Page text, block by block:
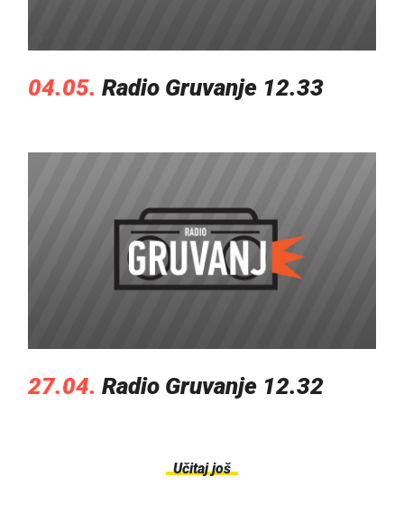
04.05. Radio Gruvanje 12.33
27.04. Radio Gruvanje 12.32
Učitaj još